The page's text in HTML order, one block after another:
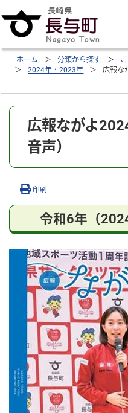
ホーム 分類から探す
2024年・2023年
広報な
広報ながよ
音声）
印刷
令和6年（